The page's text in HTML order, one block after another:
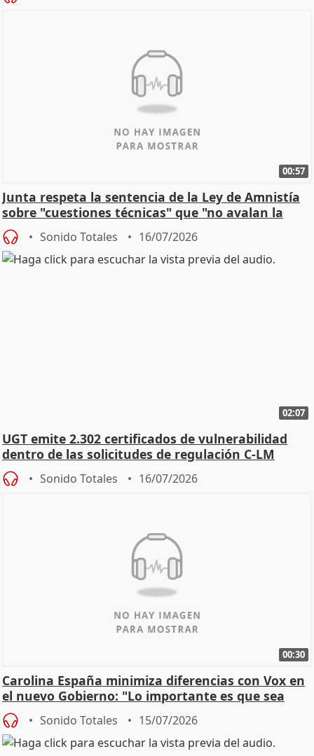
00:57
Junta respeta la sentencia de la Ley de Amnistía
sobre "cuestiones técnicas" que "no avalan la
const
Sonido Totales 16/07/2026
02:07
UGT emite 2.302 certificados de vulnerabilidad
dentro de las solicitudes de regulación C-LM
Sonido Totales 16/07/2026
00:30
Carolina España minimiza diferencias con Vox en
el nuevo Gobierno: "Lo importante es que sea
una leg
Sonido Totales 15/07/2026